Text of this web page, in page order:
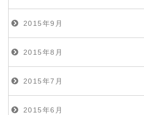
2015年9月
2015年8月
2015年7月
2015年6月